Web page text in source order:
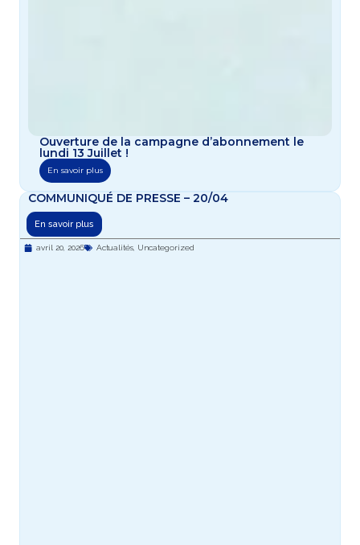
Ouverture de la campagne d’abonnement le
lundi 13 Juillet !
En savoir plus
COMMUNIQUÉ DE PRESSE – 20/04
En savoir plus
avril 20, 2026 Actualités Uncategorized